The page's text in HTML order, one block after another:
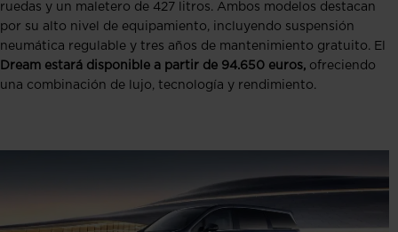
ruedas y un maletero de 427 litros. Ambos modelos destacan
por su alto nivel de equipamiento, incluyendo suspensión
neumática regulable y tres años de mantenimiento gratuito. El
Dream estará disponible a partir de 94.650 euros, ofreciendo
una combinación de lujo, tecnología y rendimiento.